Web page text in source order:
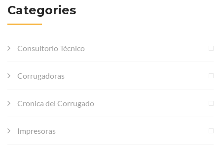
Categories
Consultorio Técnico
Corrugadoras
Cronica del Corrugado
Impresoras